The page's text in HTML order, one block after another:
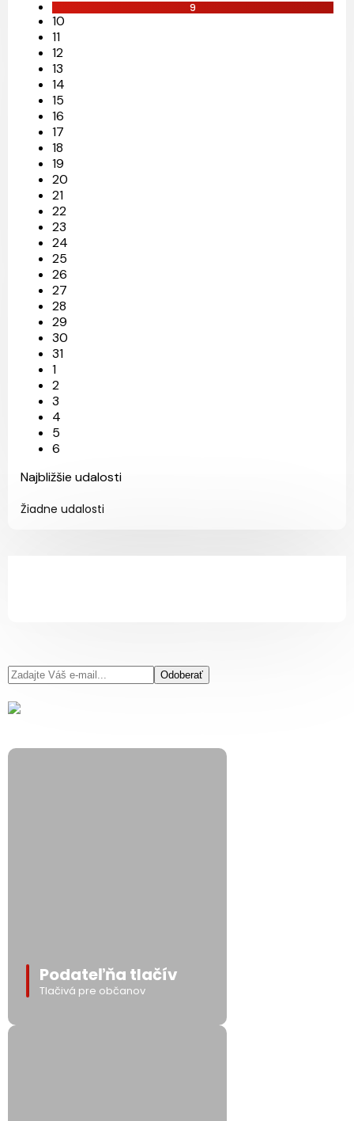
9
10
11
12
13
14
15
16
17
18
19
20
21
22
23
24
25
26
27
28
29
30
31
1
2
3
4
5
6
Najbližšie udalosti
Žiadne udalosti
Odoberať
Podateľňa tlačív
Tlačivá pre občanov